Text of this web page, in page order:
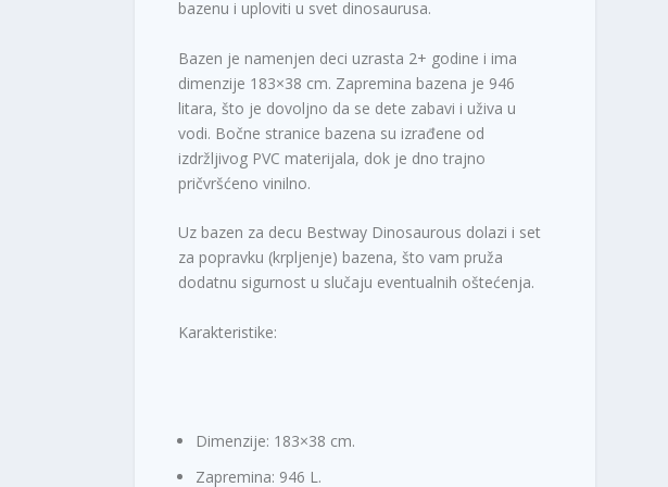
bazenu i uploviti u svet dinosaurusa.
Bazen je namenjen deci uzrasta 2+ godine i ima
dimenzije 183×38 cm. Zapremina bazena je 946
litara, što je dovoljno da se dete zabavi i uživa u
vodi. Bočne stranice bazena su izrađene od
izdržljivog PVC materijala, dok je dno trajno
pričvršćeno vinilno.
Uz bazen za decu Bestway Dinosaurous dolazi i set
za popravku (krpljenje) bazena, što vam pruža
dodatnu sigurnost u slučaju eventualnih oštećenja.
Karakteristike:
Dimenzije: 183×38 cm.
Zapremina: 946 L.